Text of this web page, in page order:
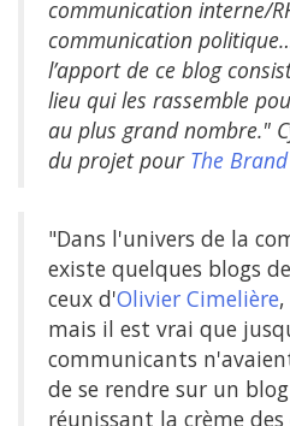
communication interne/
communication
l’apport de ce blog
lieu qui les rassemble
au plus grand nombre."
du projet pour The
"Dans l'univers de la
existe quelques blogs
ceux d'Olivier Cimelière
mais il est vrai que
communicants
de se rendre sur un
réunissant la crème